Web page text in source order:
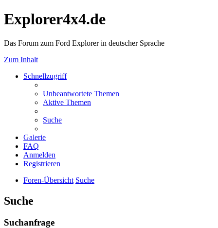
Explorer4x4.de
Das Forum zum Ford Explorer in deutscher Sprache
Zum Inhalt
Schnellzugriff
Unbeantwortete Themen
Aktive Themen
Suche
Galerie
FAQ
Anmelden
Registrieren
Foren-Übersicht Suche
Suche
Suchanfrage